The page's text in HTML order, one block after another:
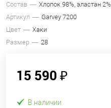
Состав
Хлопок 98%, эластан 2%
Артикул
Garvey 7200
Цвет
Хаки
Размер
28
15 590 ₽
В наличии